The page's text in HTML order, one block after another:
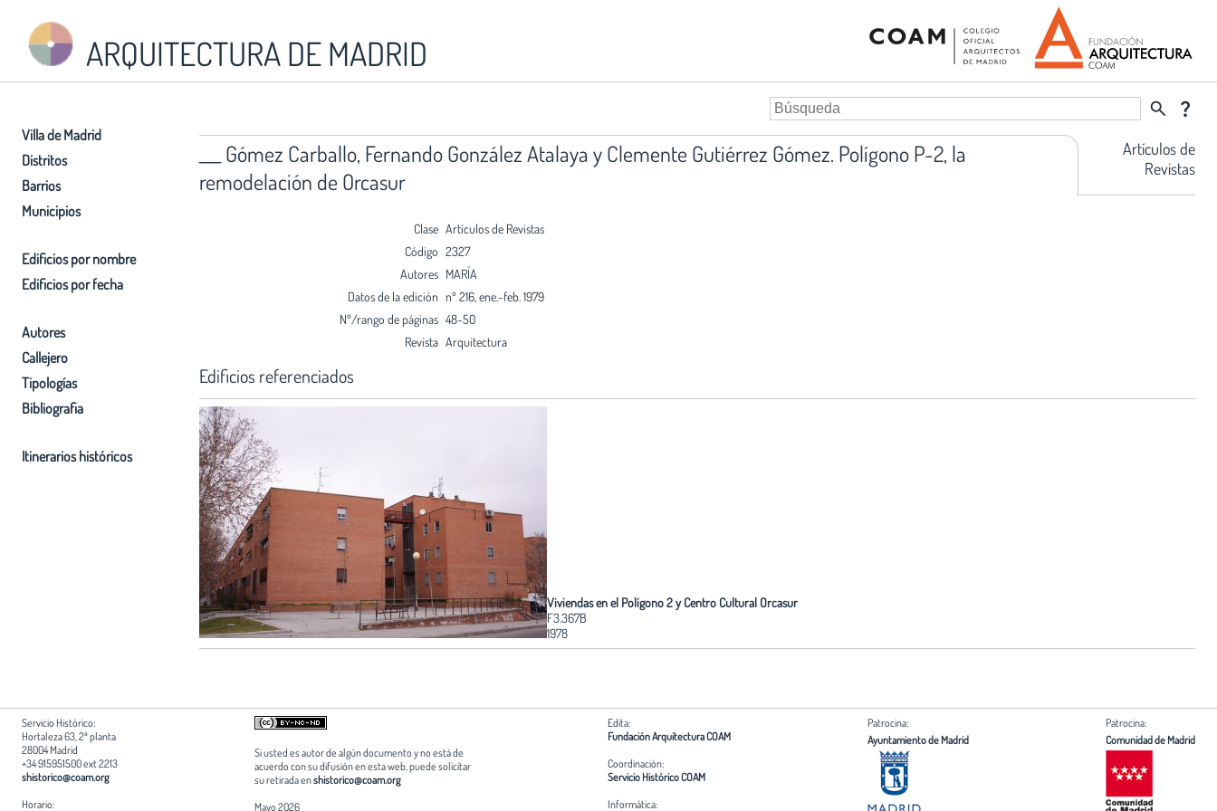
ARQUITECTURA DE MADRID
Villa de Madrid
Distritos
Barrios
Municipios
Edificios por nombre
Edificios por fecha
Autores
Callejero
Tipologías
Bibliografia
Itinerarios históricos
search question_mark
___ Gómez Carballo, Fernando González Atalaya y Clemente Gutiérrez Gómez. Polígono P-2, la
remodelación de Orcasur
Artículos de
Revistas
Clase Artículos de Revistas
Código 2327
Autores MARÍA
Datos de la edición nº 216, ene.-feb. 1979
Nº/rango de páginas 48-50
Revista Arquitectura
Edificios referenciados
Viviendas en el Polígono 2 y Centro Cultural Orcasur
F3.367B
1978
Servicio Histórico:
Hortaleza 63, 2ª planta
28004 Madrid
+34 915951500 ext 2213
shistorico@coam.org
Horario:
Si usted es autor de algún documento y no está de
acuerdo con su difusión en esta web, puede solicitar
su retirada enshistorico@coam.org
Mayo 2026
Edita:
Fundación Arquitectura COAM
Coordinación:
Servicio Histórico COAM
Informática:
Patrocina:
Ayuntamiento de Madrid
Patrocina:
Comunidad de Madrid